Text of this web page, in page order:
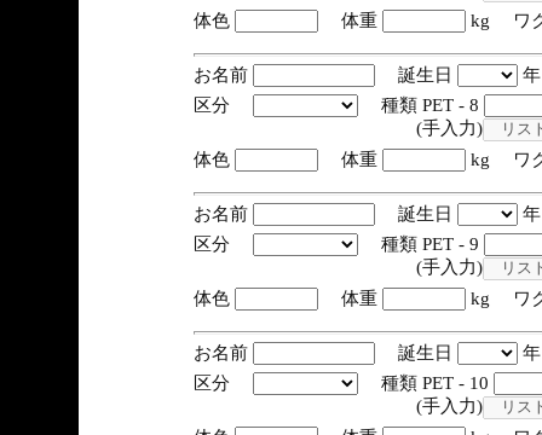
体色
体重 kg ワ
お名前 誕生日
区分
種類 PET - 8
(手入力)
体色
体重 kg ワ
お名前 誕生日
区分
種類 PET - 9
(手入力)
体色
体重 kg ワ
お名前 誕生日
区分
種類 PET - 10
(手入力)